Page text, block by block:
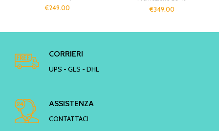
€249.00
€349.00
CORRIERI
UPS - GLS - DHL
ASSISTENZA
CONTATTACI